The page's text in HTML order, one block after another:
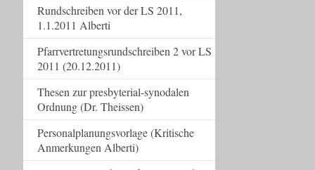
Rundschreiben vor der LS 2011,
1.1.2011 Alberti
Pfarrvertretungsrundschreiben 2 vor LS
2011 (20.12.2011)
Thesen zur presbyterial-synodalen
Ordnung (Dr. Theissen)
Personalplanungsvorlage (Kritische
Anmerkungen Alberti)